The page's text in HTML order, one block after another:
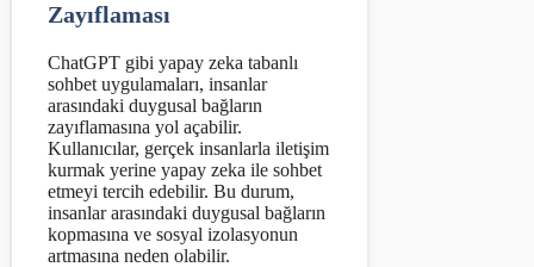
Zayıflaması
ChatGPT gibi yapay zeka tabanlı
sohbet uygulamaları, insanlar
arasındaki duygusal bağların
zayıflamasına yol açabilir.
Kullanıcılar, gerçek insanlarla iletişim
kurmak yerine yapay zeka ile sohbet
etmeyi tercih edebilir. Bu durum,
insanlar arasındaki duygusal bağların
kopmasına ve sosyal izolasyonun
artmasına neden olabilir.